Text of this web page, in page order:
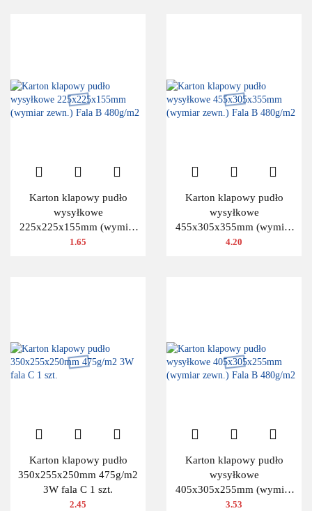
Karton klapowy pudło
wysyłkowe
225x225x155mm (wymiar
zewn.) Fala B 480g/m2
1.65
Karton klapowy pudło
wysyłkowe
455x305x355mm (wymiar
zewn.) Fala B 480g/m2
4.20
Karton klapowy pudło
350x255x250mm 475g/m2
3W fala C 1 szt.
2.45
Karton klapowy pudło
wysyłkowe
405x305x255mm (wymiar
zewn.) Fala B 480g/m2
3.53